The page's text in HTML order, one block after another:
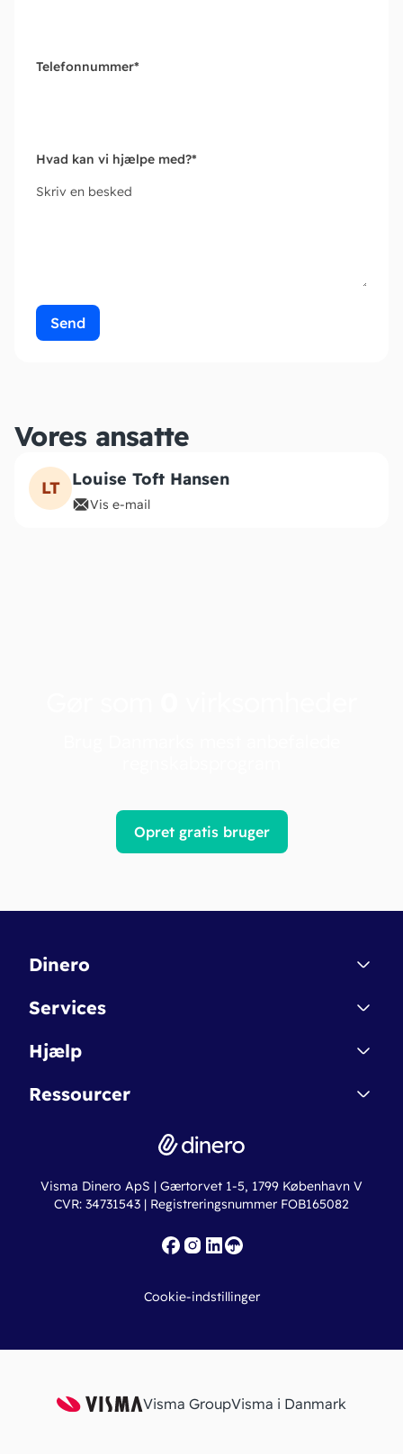
Telefonnummer*
Hvad kan vi hjælpe med?*
Skriv en besked
Send
Vores ansatte
LT Louise Toft Hansen
Vis e-mail
Opret gratis bruger
Dinero
Kontakt
Betingelser & Sikkerhed
Nye funktioner
Services
Dinero Starter
Dinero Pro
Erhvervslån
Fakturaskabeloner
Hjælp
Regnskabsordbogen
Online regnskabskurser
Ressourcer
Ny virksomhed
Iværksætterlegat
Visma Dinero ApS | Gærtorvet 1-5, 1799 København V
CVR: 34731543 | Registreringsnummer FOB165082
Cookie-indstillinger
Visma GroupVisma i Danmark